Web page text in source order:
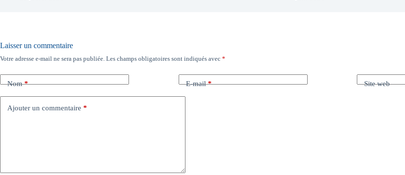
Laisser un commentaire
Votre adresse e-mail ne sera pas publiée. Les champs obligatoires sont indiqués avec *
Nom* E-mail* Site web
Ajouter un commentaire *